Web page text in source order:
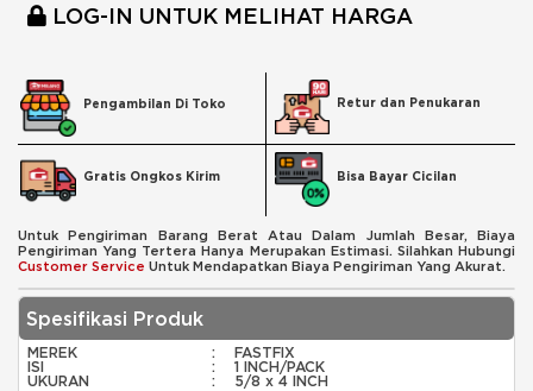
LOG-IN UNTUK MELIHAT HARGA
Pengambilan Di Toko Retur dan Penukaran
Gratis Ongkos Kirim Bisa Bayar Cicilan
Untuk Pengiriman Barang Berat Atau Dalam Jumlah Besar, Biaya
Pengiriman Yang Tertera Hanya Merupakan Estimasi. Silahkan Hubungi
Customer Service Untuk Mendapatkan Biaya Pengiriman Yang Akurat.
Spesifikasi Produk
MEREK :
FASTFIX
ISI
:
1 INCH/PACK
UKURAN
: 5/8 x 4 INCH